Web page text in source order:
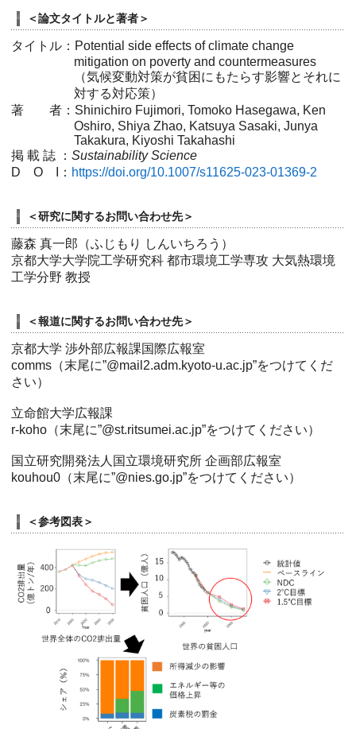
＜論文タイトルと著者＞
タイトル：Potential side effects of climate change
mitigation on poverty and countermeasures
（気候変動対策が貧困にもたらす影響とそれに
対する対応策）
著 者：Shinichiro Fujimori, Tomoko Hasegawa, Ken
Oshiro, Shiya Zhao, Katsuya Sasaki, Junya
Takakura, Kiyoshi Takahashi
掲 載 誌 ： Sustainability Science
D O I： https://doi.org/10.1007/s11625-023-01369-2
＜研究に関するお問い合わせ先＞
藤森 真一郎（ふじもり しんいちろう）
京都大学大学院工学研究科 都市環境工学専攻 大気熱環境
工学分野 教授
＜報道に関するお問い合わせ先＞
京都大学 渉外部広報課国際広報室
comms（末尾に”@mail2.adm.kyoto-u.ac.jp”をつけてくだ
さい）
立命館大学広報課
r-koho（末尾に”@st.ritsumei.ac.jp”をつけてください）
国立研究開発法人国立環境研究所 企画部広報室
kouhou0（末尾に”@nies.go.jp”をつけてください）
＜参考図表＞